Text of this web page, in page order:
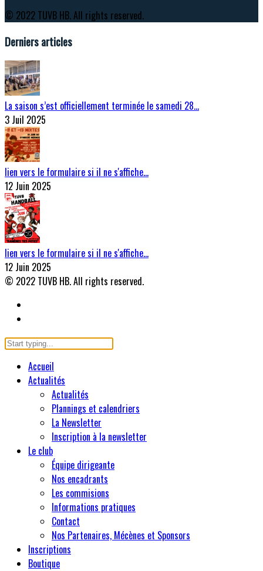
© 2022 TUVB HB. All rights reserved.
Derniers articles
La saison s’est officiellement terminée le samedi 28…
3 Juil 2025
lien vers le formulaire si il ne s'affiche…
12 Juin 2025
lien vers le formulaire si il ne s'affiche…
12 Juin 2025
© 2022 TUVB HB. All rights reserved.
Accueil
Actualités
Actualités
Plannings et calendriers
La Newsletter
Inscription à la newsletter
Le club
Équipe dirigeante
Nos encadrants
Les commisions
Informations pratiques
Contact
Nos Partenaires, Mécènes et Sponsors
Inscriptions
Boutique